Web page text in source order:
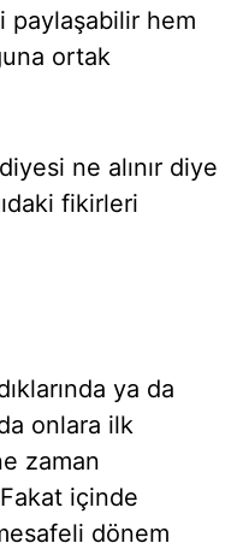
paylaşabilir hem
ortak
ne alınır diye
fikirleri
ya da
onlara ilk
zaman
içinde
dönem